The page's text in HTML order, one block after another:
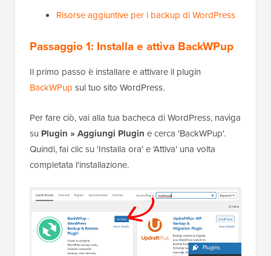
Risorse aggiuntive per i backup di WordPress
Passaggio 1: Installa e attiva BackWPup
Il primo passo è installare e attivare il plugin
BackWPup sul tuo sito WordPress.
Per fare ciò, vai alla tua bacheca di WordPress, naviga
su Plugin » Aggiungi Plugin e cerca 'BackWPup'.
Quindi, fai clic su 'Installa ora' e 'Attiva' una volta
completata l'installazione.